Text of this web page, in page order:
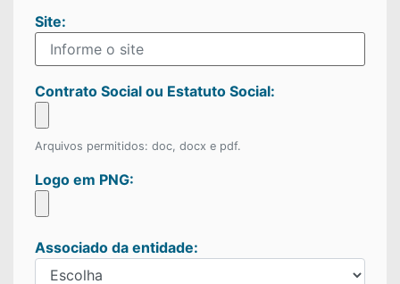
Site:
Contrato Social ou Estatuto Social:
Arquivos permitidos: doc, docx e pdf.
Logo em PNG:
Associado da entidade: